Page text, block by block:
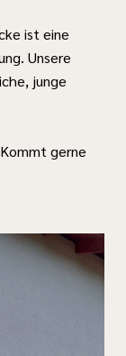
ist eine
Unsere
junge
gerne